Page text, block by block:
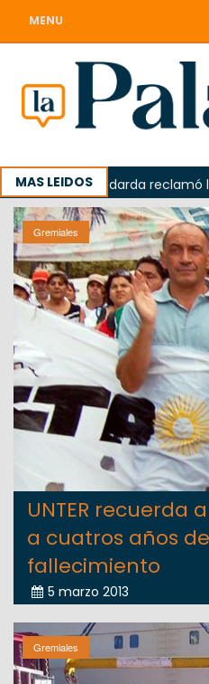
MENU
MAS LEIDOSOdarda reclamó la
Gremiales
UNTER recuerda
a cuatros años
fallecimiento
5 marzo 2013
Gremiales